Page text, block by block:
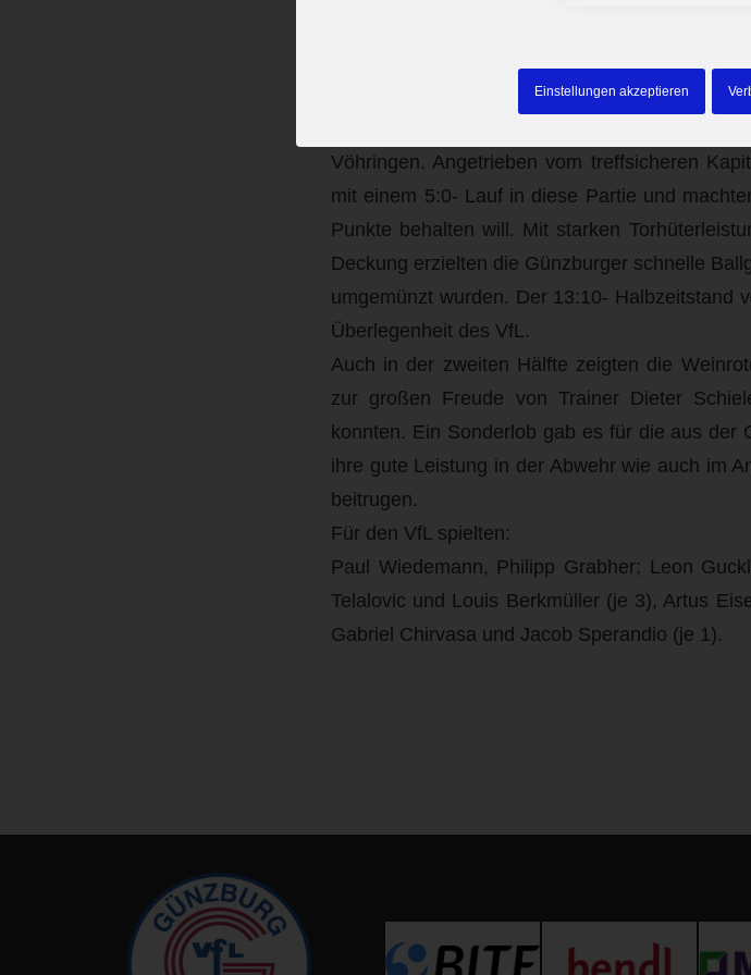
Einstellungen akzeptieren
B-Jugend gewinnt überlegen
Vöhringen. Angetrieben vom treffsicheren
mit einem 5:0- Lauf in diese Partie und
Punkte behalten will. Mit starken
Deckung erzielten die Günzburger schnelle
umgemünzt wurden. Der 13:10- Halbzeitstand
Überlegenheit des VfL.
Auch in der zweiten Hälfte zeigten die
zur großen Freude von Trainer Dieter
konnten. Ein Sonderlob gab es für die aus der
ihre gute Leistung in der Abwehr wie auch im
beitrugen.
Für den VfL spielten:
Paul Wiedemann, Philipp Grabher; Leon
Telalovic und Louis Berkmüller (je 3), Artus
Gabriel Chirvasa und Jacob Sperandio (je 1).